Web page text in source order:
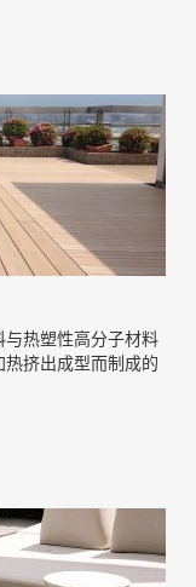
热塑性高分子材料
挤出成型而制成的